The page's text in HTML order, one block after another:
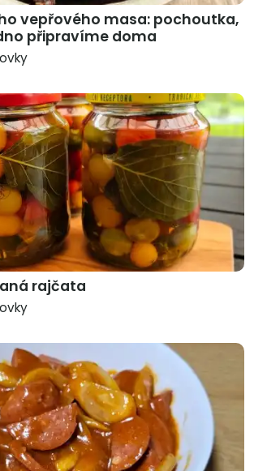
vepřového masa: pochoutka,
připravíme doma
rajčata